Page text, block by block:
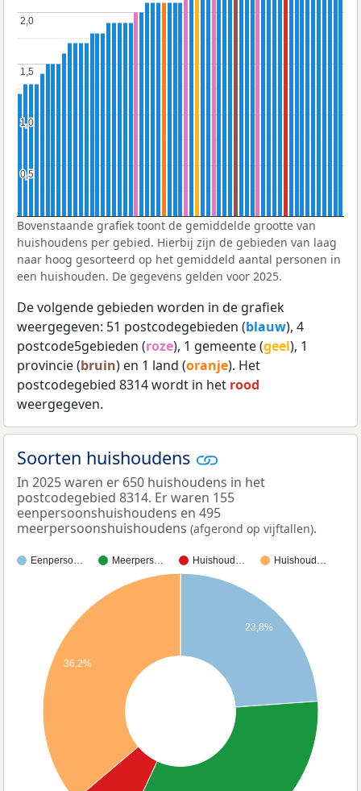
0,5
0,5
1,0
1,0
1,5
1,5
2,0
2,0
Bovenstaande grafiek toont de gemiddelde grootte van
huishoudens per gebied. Hierbij zijn de gebieden van laag
naar hoog gesorteerd op het gemiddeld aantal personen in
een huishouden. De gegevens gelden voor 2025.
De volgende gebieden worden in de grafiek
weergegeven: 51 postcodegebieden (blauw), 4
postcode5gebieden (roze), 1 gemeente (geel), 1
provincie (bruin) en 1 land (oranje). Het
postcodegebied 8314 wordt in het rood
weergegeven.
Soorten huishoudens
In 2025 waren er 650 huishoudens in het
postcodegebied 8314. Er waren 155
eenpersoonshuishoudens en 495
meerpersoonshuishoudens (afgerond op vijftallen).
Eenperso… Meerpers… Huishoud… Huishoud…
23,8%
36,2%